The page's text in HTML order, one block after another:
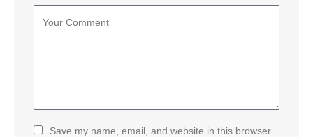
Save my name, email, and website in this browser